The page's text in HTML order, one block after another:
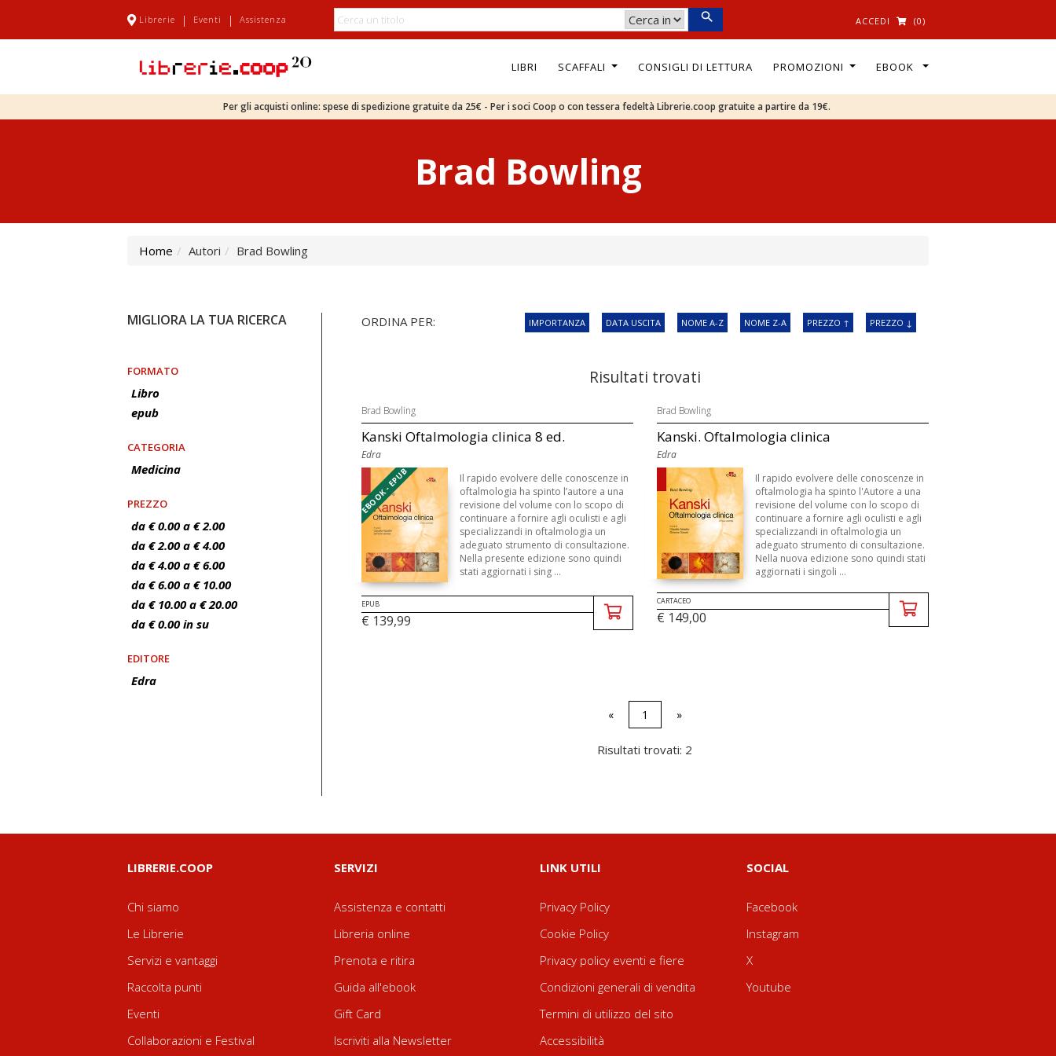
Librerie | Eventi | Assistenza ACCEDI (0)
LIBRI SCAFFALI CONSIGLI DI LETTURA PROMOZIONI EBOOK
Per gli acquisti online: spese di spedizione gratuite da 25€ - Per i soci Coop o con tessera fedeltà Librerie.coop gratuite a partire da 19€.
Brad Bowling
Home Autori Brad Bowling
MIGLIORA LA TUA RICERCA
FORMATO
Libro
epub
CATEGORIA
Medicina
PREZZO
da € 0.00 a € 2.00
da € 2.00 a € 4.00
da € 4.00 a € 6.00
da € 6.00 a € 10.00
da € 10.00 a € 20.00
da € 0.00 in su
EDITORE
Edra
ORDINA PER: IMPORTANZA DATA USCITA NOME A-Z NOME Z-A PREZZO ↑ PREZZO ↓
Risultati trovati
Brad Bowling
Kanski Oftalmologia clinica 8 ed.
Edra
EBOOK - EPUB
Il rapido evolvere delle conoscenze in
oftalmologia ha spinto l’autore a una
revisione del volume con lo scopo di
continuare a fornire agli oculisti e agli
specializzandi in oftalmologia un
adeguato strumento di consultazione.
Nella presente edizione sono quindi
stati aggiornati i sing ...
EPUB
€ 139,99
Brad Bowling
Kanski. Oftalmologia clinica
Edra
Il rapido evolvere delle conoscenze in
oftalmologia ha spinto l'Autore a una
revisione del volume con lo scopo di
continuare a fornire agli oculisti e agli
specializzandi in oftalmologia un
adeguato strumento di consultazione.
Nella nuova edizione sono quindi stati
aggiornati i singoli ...
CARTACEO
€ 149,00
« 1 »
Risultati trovati: 2
LIBRERIE.COOP
Chi siamo
Le Librerie
Servizi e vantaggi
Raccolta punti
Eventi
Collaborazioni e Festival
SERVIZI
Assistenza e contatti
Libreria online
Prenota e ritira
Guida all'ebook
Gift Card
Iscriviti alla Newsletter
LINK UTILI
Privacy Policy
Cookie Policy
Privacy policy eventi e fiere
Condizioni generali di vendita
Termini di utilizzo del sito
Accessibilità
SOCIAL
Facebook
Instagram
X
Youtube